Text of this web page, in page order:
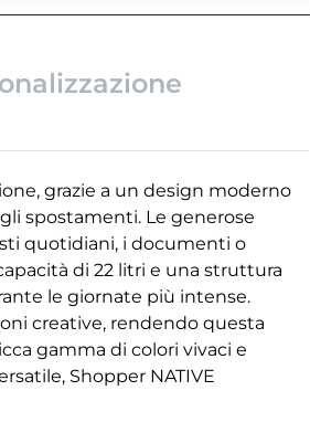
grazie a un design moderno
spostamenti. Le generose
quotidiani, i documenti o
di 22 litri e una struttura
le giornate più intense.
creative, rendendo questa
gamma di colori vivaci e
Shopper NATIVE